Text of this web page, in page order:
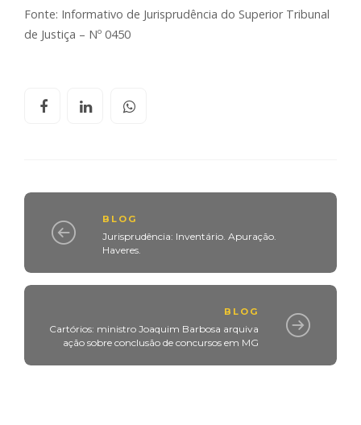
Fonte: Informativo de Jurisprudência do Superior Tribunal
de Justiça – Nº 0450
BLOG
Jurisprudência: Inventário. Apuração.
Haveres.
BLOG
Cartórios: ministro Joaquim Barbosa arquiva
ação sobre conclusão de concursos em MG